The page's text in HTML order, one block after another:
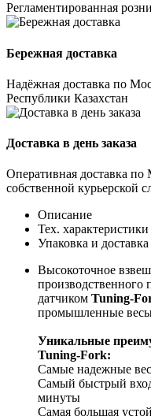
Регламентированная
Бережная доставка
Надёжная доставка по
Республики Казахстан
Доставка в день заказа
Оперативная доставка
собственной курьерской
Описание
Тех. характеристики
Упаковка и доставка
Высокоточное
производственного
датчиком Tuning-
промышленные
Уникальные
Tuning-Fork:
Самые надежные
Самый быстрый
минуты
Самая большая